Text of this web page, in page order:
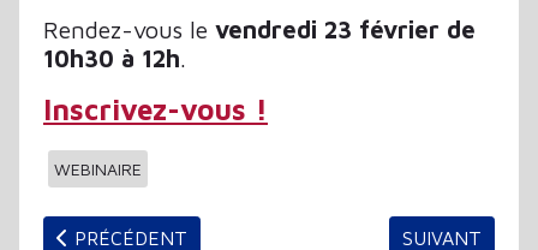
Rendez-vous le vendredi 23 février de
10h30 à 12h.
Inscrivez-vous !
WEBINAIRE
ARTICLE PRÉCÉDENT : COLLECTIONS ET
PRÉCÉDENT ARTICLE
SUIVANT